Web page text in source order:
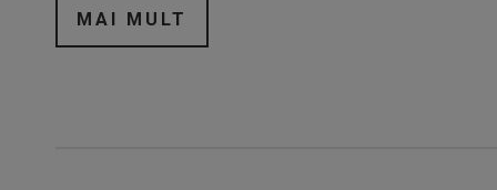
MAI MULT